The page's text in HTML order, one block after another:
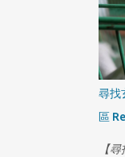
尋找
區
【